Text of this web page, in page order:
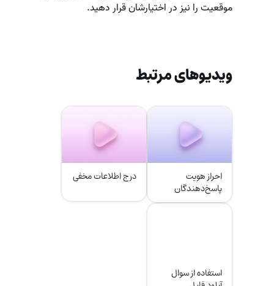
موقعیت را نیز در اختیارشان قرار دهید.
ویدیوهای مرتبط
احراز هویت
پاسخ‌دهندگان
درج اطلاعات مخفی
استفاده از سوال